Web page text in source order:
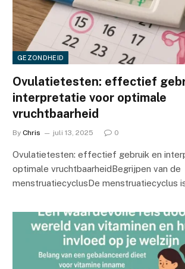
GEZONDHEID
Ovulatietesten: effectief
interpretatie voor optimale
vruchtbaarheid
By Chris juli 13, 2025 0
Ovulatietesten: effectief gebruik en
optimale vruchtbaarheidBegrijpen van de
menstruatiecyclusDe menstruatiecyclus